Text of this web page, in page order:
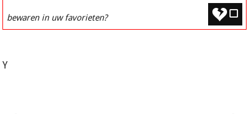
bewaren in uw favorieten?
Y